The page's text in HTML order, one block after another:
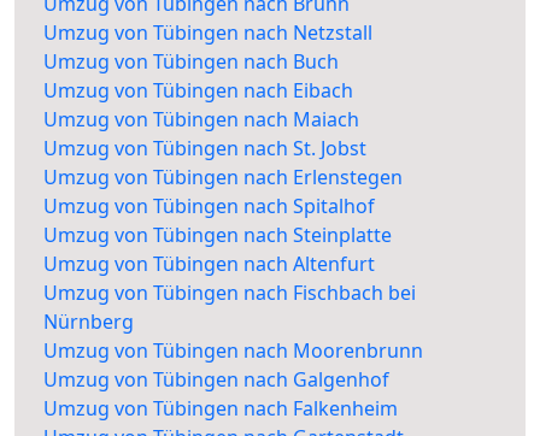
Umzug von Tübingen nach Netzstall
Umzug von Tübingen nach Buch
Umzug von Tübingen nach Eibach
Umzug von Tübingen nach Maiach
Umzug von Tübingen nach St. Jobst
Umzug von Tübingen nach Erlenstegen
Umzug von Tübingen nach Spitalhof
Umzug von Tübingen nach Steinplatte
Umzug von Tübingen nach Altenfurt
Umzug von Tübingen nach Fischbach bei
Nürnberg
Umzug von Tübingen nach Moorenbrunn
Umzug von Tübingen nach Galgenhof
Umzug von Tübingen nach Falkenheim